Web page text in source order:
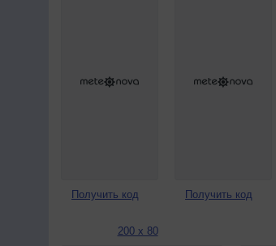
Получить код Получить код
200 x 80